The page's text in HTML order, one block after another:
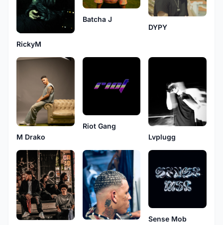
RickyM
Batcha J
DYPY
M Drako
Riot Gang
Lvplugg
Sense Mob